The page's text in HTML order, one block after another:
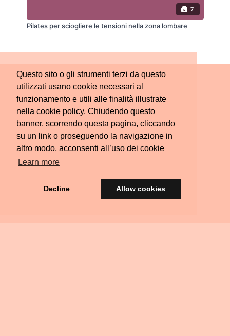
Questo sito o gli strumenti terzi da questo
utilizzati usano cookie necessari al
funzionamento e utili alle finalità illustrate
nella cookie policy. Chiudendo questo
banner, scorrendo questa pagina, cliccando
su un link o proseguendo la navigazione in
altro modo, acconsenti all’uso dei cookie
Learn more
Decline Allow cookies
7
Pilates per sciogliere le tensioni nella zona lombare